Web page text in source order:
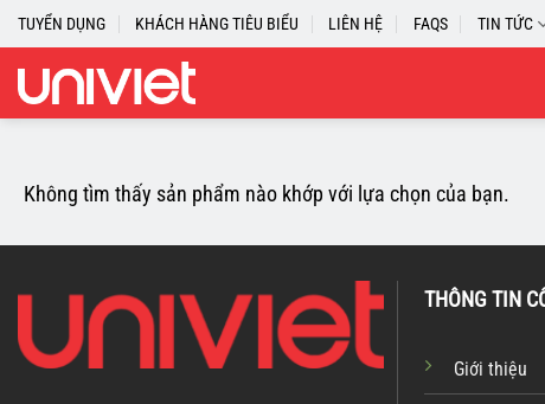
Skip
to
content
TUYỂN DỤNG KHÁCH HÀNG TIÊU BIỂU LIÊN HỆ FAQS TIN TỨC
Không tìm thấy sản phẩm nào khớp với lựa chọn của bạn.
THÔNG TIN
Giới thiệu